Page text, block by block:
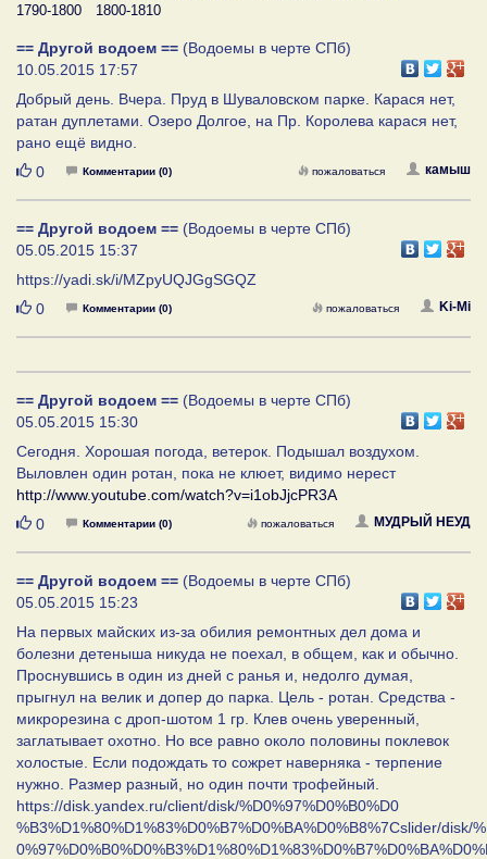
1790-1800
1800-1810
== Другой водоем == (Водоемы в черте СПб)
10.05.2015 17:57
Добрый день. Вчера. Пруд в Шуваловском парке. Карася нет,
ратан дуплетами. Озеро Долгое, на Пр. Королева карася нет,
рано ещё видно.
Нравится
0 Комментарии (0) камыш
пожаловаться
== Другой водоем == (Водоемы в черте СПб)
05.05.2015 15:37
https://yadi.sk/i/MZpyUQJGgSGQZ
Нравится
0 Комментарии (0) Ki-Mi
пожаловаться
== Другой водоем == (Водоемы в черте СПб)
05.05.2015 15:30
Сегодня. Хорошая погода, ветерок. Подышал воздухом.
Выловлен один ротан, пока не клюет, видимо нерест
http://www.youtube.com/watch?v=i1obJjcPR3A
Нравится
0 Комментарии (0) МУДРЫЙ НЕУД
пожаловаться
== Другой водоем == (Водоемы в черте СПб)
05.05.2015 15:23
На первых майских из-за обилия ремонтных дел дома и
болезни детеныша никуда не поехал, в общем, как и обычно.
Проснувшись в один из дней с ранья и, недолго думая,
прыгнул на велик и допер до парка. Цель - ротан. Средства -
микрорезина с дроп-шотом 1 гр. Клев очень уверенный,
заглатывает охотно. Но все равно около половины поклевок
холостые. Если подождать то сожрет наверняка - терпение
нужно. Размер разный, но один почти трофейный.
https://disk.yandex.ru/client/disk/%D0%97%D0%B0%D0
%B3%D1%80%D1%83%D0%B7%D0%BA%D0%B8%7Cslider/disk/